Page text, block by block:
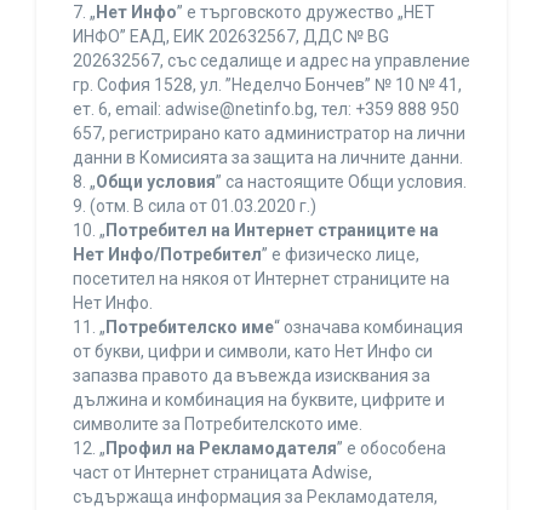
7. „ Нет Инфо” е търговското дружество „НЕТ
ИНФО” ЕАД, ЕИК 202632567, ДДС № BG
202632567, със седалище и адрес на управление
гр. София 1528, ул. ”Неделчо Бончев” № 10 № 41,
ет. 6, еmail: adwise@netinfo.bg, тел: +359 888 950
657, регистрирано като администратор на лични
данни в Комисията за защита на личните данни.
8. „Общи условия” са настоящите Общи условия.
9. (отм. В сила от 01.03.2020 г.)
10. „ Потребител на Интернет страниците на
Нет Инфо/Потребител” е физическо лице,
посетител на някоя от Интернет страниците на
Нет Инфо.
11. „ Потребителско име“ означава комбинация
от букви, цифри и символи, като Нет Инфо си
запазва правото да въвежда изисквания за
дължина и комбинация на буквите, цифрите и
символите за Потребителското име.
12. „ Профил на Рекламодателя” е обособена
част от Интернет страницата Adwise,
съдържаща информация за Рекламодателя,